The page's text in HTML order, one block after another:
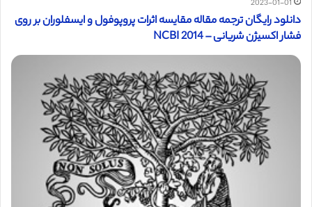
2023-01-01
دانلود رایگان ترجمه مقاله مقایسه اثرات پروپوفول و ایسفلوران بر روی
فشار اکسیژن شریانی – NCBI 2014